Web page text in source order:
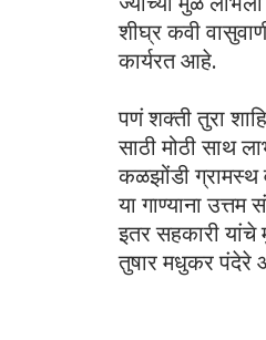
शीघ्र कवी
कार्यरत आहे.
पणं शक्ती तुरा
साठी मोठी साथ
कळझोंडी ग्रामस्थ
या गाण्याना
इतर सहकारी यांचे
तुषार मधुकर पंदेरे